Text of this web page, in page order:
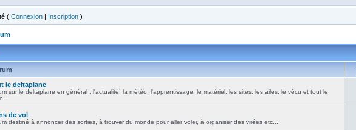
( Connexion | Inscription )
le deltaplane
sur le deltaplane en général : l'actualité, la météo, l'apprentissage, le matériel, les sites, les ailes, le vécu et tout le
de vol
destiné à annoncer des sorties, à trouver du monde pour aller voler, à organiser des virées etc...